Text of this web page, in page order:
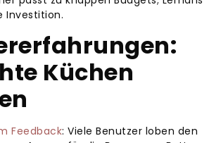
Investition.
Küchen
Feedback: Viele Benutzer loben den